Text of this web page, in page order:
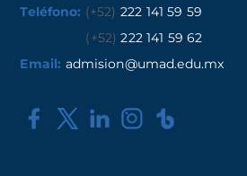
Teléfono: (+52) 222 141 59 59
(+52) 222 141 59 62
Email: admision@umad.edu.mx